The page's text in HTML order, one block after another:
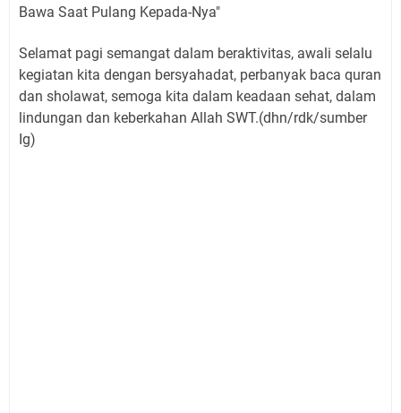
Bawa Saat Pulang Kepada-Nya"
Selamat pagi semangat dalam beraktivitas, awali selalu
kegiatan kita dengan bersyahadat, perbanyak baca quran
dan sholawat, semoga kita dalam keadaan sehat, dalam
lindungan dan keberkahan Allah SWT.(dhn/rdk/sumber
Ig)